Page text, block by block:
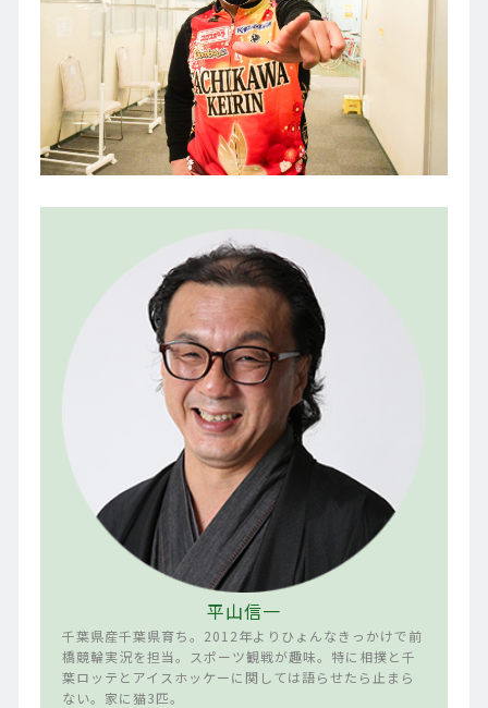
平山信一
千葉県産千葉県育ち。2012年よりひょんなきっかけで前
橋競輪実況を担当。スポーツ観戦が趣味。特に相撲と千
葉ロッテとアイスホッケーに関しては語らせたら止まら
ない。家に猫3匹。